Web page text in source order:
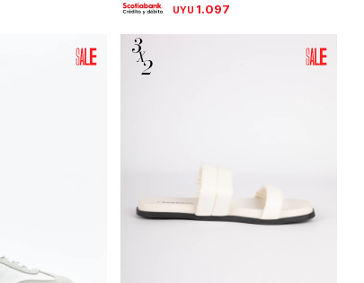
UYU 1.097